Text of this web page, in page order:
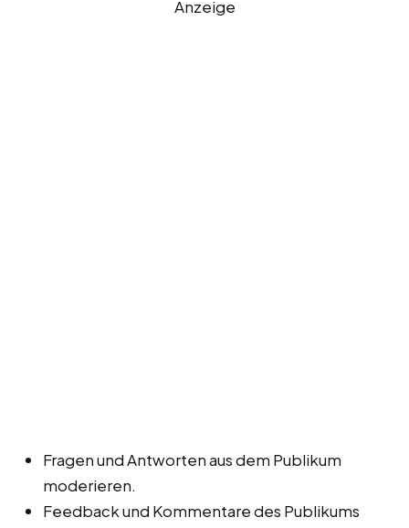
Anzeige
Fragen und Antworten aus dem Publikum
moderieren.
Feedback und Kommentare des Publikums